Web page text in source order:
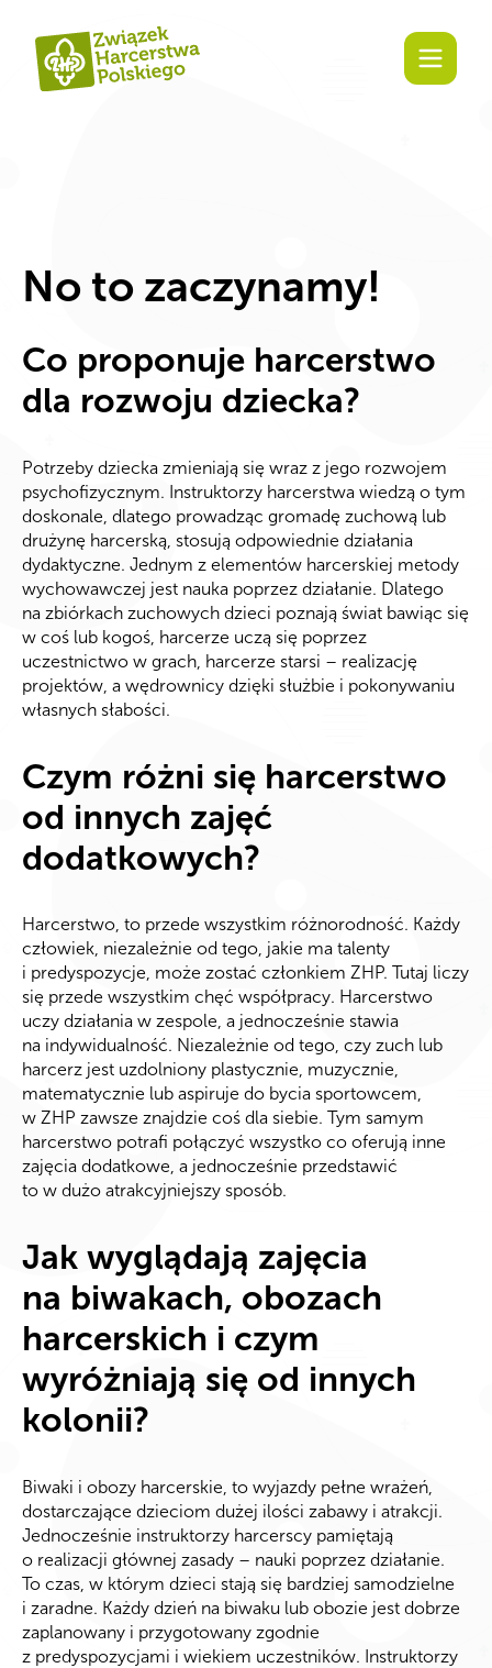
No to zaczynamy!
Co proponuje harcerstwo
dla rozwoju dziecka?
Potrzeby dziecka zmieniają się wraz z jego rozwojem
psychofizycznym. Instruktorzy harcerstwa wiedzą o tym
doskonale, dlatego prowadząc gromadę zuchową lub
drużynę harcerską, stosują odpowiednie działania
dydaktyczne. Jednym z elementów harcerskiej metody
wychowawczej jest nauka poprzez działanie. Dlatego
na zbiórkach zuchowych dzieci poznają świat bawiąc się
w coś lub kogoś, harcerze uczą się poprzez
uczestnictwo w grach, harcerze starsi – realizację
projektów, a wędrownicy dzięki służbie i pokonywaniu
własnych słabości.
Czym różni się harcerstwo
od innych zajęć
dodatkowych?
Harcerstwo, to przede wszystkim różnorodność. Każdy
człowiek, niezależnie od tego, jakie ma talenty
i predyspozycje, może zostać członkiem ZHP. Tutaj liczy
się przede wszystkim chęć współpracy. Harcerstwo
uczy działania w zespole, a jednocześnie stawia
na indywidualność. Niezależnie od tego, czy zuch lub
harcerz jest uzdolniony plastycznie, muzycznie,
matematycznie lub aspiruje do bycia sportowcem,
w ZHP zawsze znajdzie coś dla siebie. Tym samym
harcerstwo potrafi połączyć wszystko co oferują inne
zajęcia dodatkowe, a jednocześnie przedstawić
to w dużo atrakcyjniejszy sposób.
Jak wyglądają zajęcia
na biwakach, obozach
harcerskich i czym
wyróżniają się od innych
kolonii?
Biwaki i obozy harcerskie, to wyjazdy pełne wrażeń,
dostarczające dzieciom dużej ilości zabawy i atrakcji.
Jednocześnie instruktorzy harcerscy pamiętają
o realizacji głównej zasady – nauki poprzez działanie.
To czas, w którym dzieci stają się bardziej samodzielne
i zaradne. Każdy dzień na biwaku lub obozie jest dobrze
zaplanowany i przygotowany zgodnie
z predyspozycjami i wiekiem uczestników. Instruktorzy